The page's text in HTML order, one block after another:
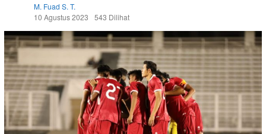
M. Fuad S. T.
10 Agustus 2023
543 Dilihat